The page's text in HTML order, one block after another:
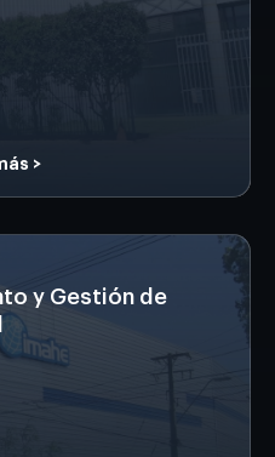
>
y Gestión de